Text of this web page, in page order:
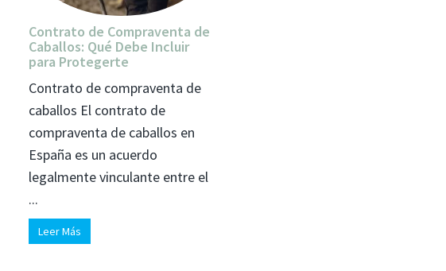
Contrato de Compraventa de
Caballos: Qué Debe Incluir
para Protegerte
Contrato de compraventa de
caballos El contrato de
compraventa de caballos en
España es un acuerdo
legalmente vinculante entre el
...
Leer Más